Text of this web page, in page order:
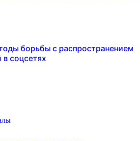
борьбы с распространением
соцсетях